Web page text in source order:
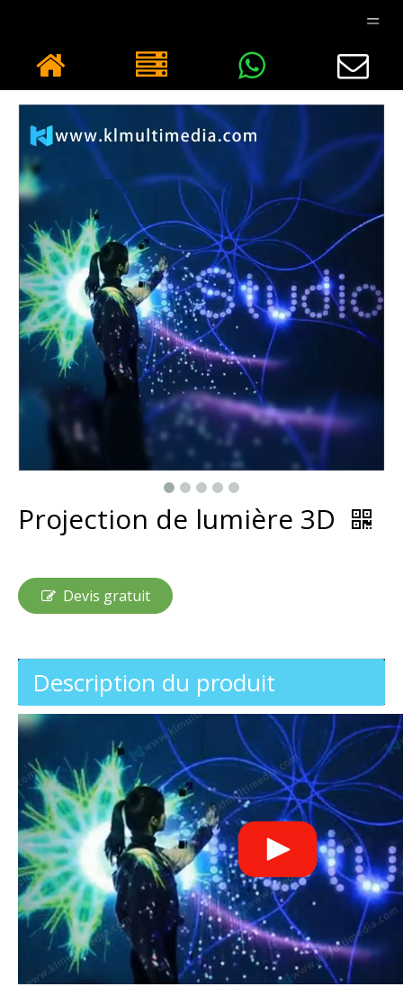
Projection de lumière 3D
Devis gratuit
Description du produit